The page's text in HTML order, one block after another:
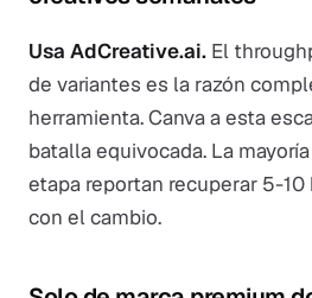
Usa AdCreative.ai. El
de variantes es la razón
herramienta. Canva a esta
batalla equivocada. La
etapa reportan recuperar 5-10
con el cambio.